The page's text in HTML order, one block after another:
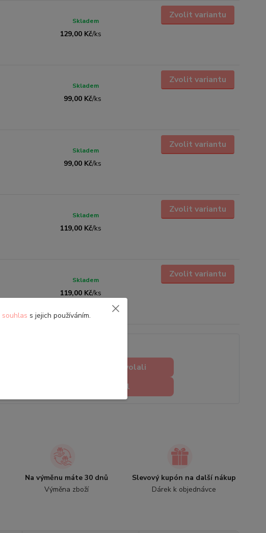
129,00 Kč/ks
Skladem
Zvolit variantu
99,00 Kč/ks
Skladem
Zvolit variantu
99,00 Kč/ks
Skladem
Zvolit variantu
119,00 Kč/ks
Skladem
Zvolit variantu
119,00 Kč/ks
Skladem
Zvolit variantu
Chci abyste mi zavolali
Chci napsat e-mail
Na výměnu máte 30 dnů
Výměna zboží
Slevový kupón na další nákup
Dárek k objednávce
souhlas s jejich používáním.